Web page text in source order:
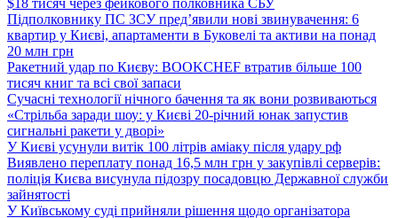
$18 тисяч через фейкового полковника СБУ
Підполковнику ПС ЗСУ пред’явили нові звинувачення: 6
квартир у Києві, апартаменти в Буковелі та активи на понад
20 млн грн
Ракетний удар по Києву: BOOKCHEF втратив більше 100
тисяч книг та всі свої запаси
Сучасні технології нічного бачення та як вони розвиваються
«Стрільба заради шоу: у Києві 20-річний юнак запустив
сигнальні ракети у дворі»
У Києві усунули витік 100 літрів аміаку після удару рф
Виявлено переплату понад 16,5 млн грн у закупівлі серверів:
поліція Києва висунула підозру посадовцю Державної служби
зайнятості
У Київському суді прийняли рішення щодо організатора